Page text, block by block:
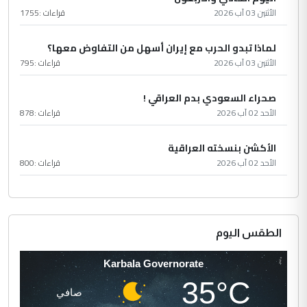
الأثنين 03 آب 2026 قراءات :1755
لماذا تبدو الحرب مع إيران أسهل من التفاوض معها؟
الأثنين 03 آب 2026 قراءات :795
صحراء السعودي بدم العراقي !
الأحد 02 آب 2026 قراءات :878
الأكشن بنسخته العراقية
الأحد 02 آب 2026 قراءات :800
الطقس اليوم
Karbala Governorate
35°C صافي